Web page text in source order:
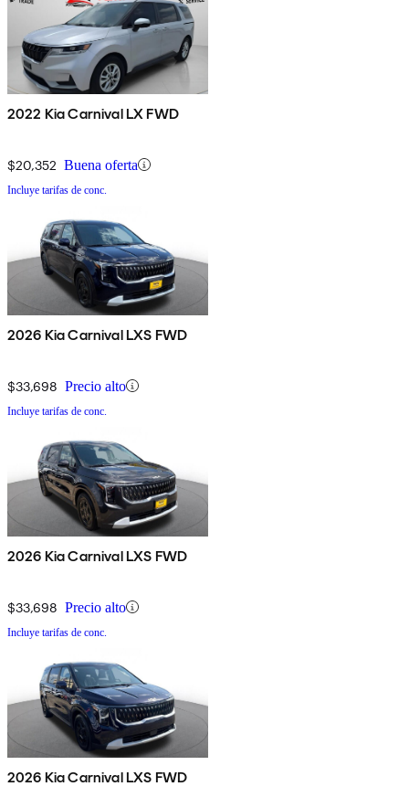
2022 Kia Carnival LX FWD
$20,352 Buena oferta
Incluye tarifas de conc.
2026 Kia Carnival LXS FWD
$33,698 Precio alto
Incluye tarifas de conc.
2026 Kia Carnival LXS FWD
$33,698 Precio alto
Incluye tarifas de conc.
2026 Kia Carnival LXS FWD